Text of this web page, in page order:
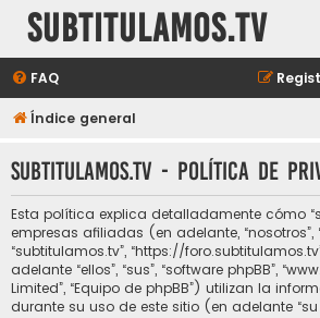
subtitulamos.tv
FAQ
Índice general
subtitulamos.tv - Política de
Esta política explica detalladamente cómo
empresas afiliadas (en adelante, “nosotros”,
“subtitulamos.tv”, “https://
adelante “ellos”, “sus”, “software phpBB”,
Limited”, “Equipo de phpBB”) utilizan la
durante su uso de este sitio (en adelante